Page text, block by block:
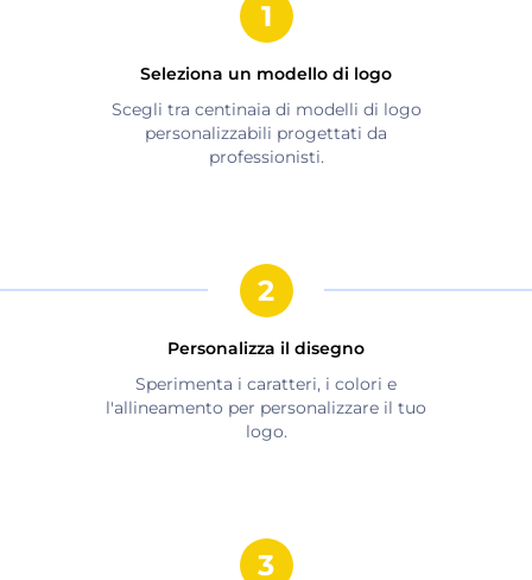
Seleziona un modello di logo
Scegli tra centinaia di modelli di logo
personalizzabili progettati da
professionisti.
Personalizza il disegno
Sperimenta i caratteri, i colori e
l'allineamento per personalizzare il tuo
logo.